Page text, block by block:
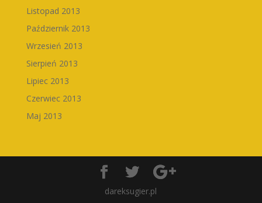
Listopad 2013
Październik 2013
Wrzesień 2013
Sierpień 2013
Lipiec 2013
Czerwiec 2013
Maj 2013
dareksugier.pl